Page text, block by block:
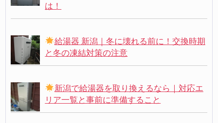
は！
給湯器 新潟｜冬に壊れる前に！交換時期
と冬の凍結対策の注意
新潟で給湯器を取り換えるなら｜対応エ
リア一覧と事前に準備すること